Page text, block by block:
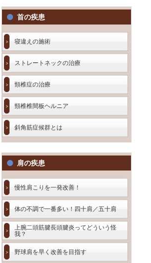
首の疾患
寝違えの施術
ストレートネックの治療
頸椎症の治療
頸椎椎間板ヘルニア
斜角筋症候群とは
肩の疾患
慢性肩こりを一発改善！
体の不調で一番多い！四十肩／五十肩
上腕二頭筋腱長頭腱炎ってどういう怪
我？
野球肩を早く改善を目指す